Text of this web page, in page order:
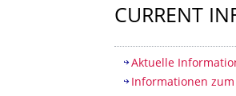
CURRENT
Table of
Aktuelle
Informationen